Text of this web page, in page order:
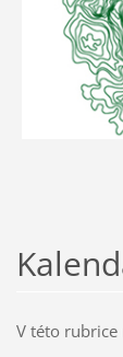
V této rubrice